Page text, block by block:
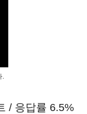
/ 응답률 6.5%